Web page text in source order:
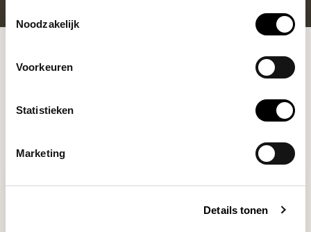
Noodzakelijk
Voorkeuren
Statistieken
Marketing
Details tonen